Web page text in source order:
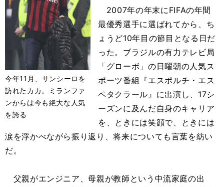
今年11月、サンシーロを
訪れたカカ。ミランファ
ンからは今も絶大な人気
を誇る
2007年の年末にFIFAの年間
最優秀選手に選ばれてから、ち
ょうど10年目の節目となる日だ
った。ブラジルの有力テレビ局
「グローボ」の日曜朝の人気ス
ポーツ番組『エスポルチ・エス
ペタクラール』に出演し、17シ
ーズンに及んだ自身のキャリア
を、ときには笑顔で、ときには
涙を浮かべながら振り返り、将来についても言葉を紡い
だ。
父親がエンジニア、母親が教師という中流家庭の出